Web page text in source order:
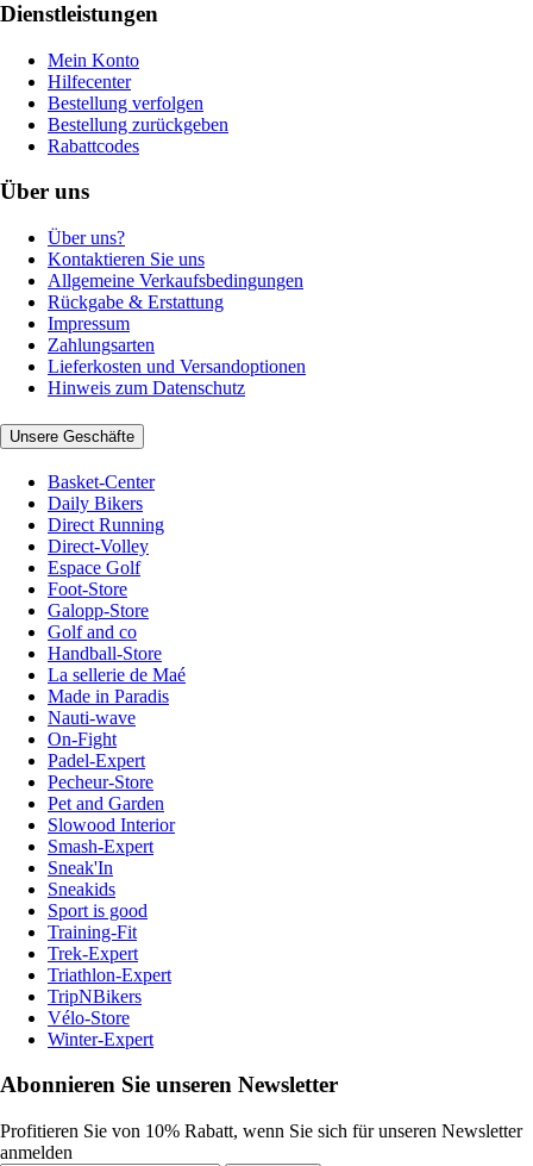
Dienstleistungen
Mein Konto
Hilfecenter
Bestellung verfolgen
Bestellung zurückgeben
Rabattcodes
Über uns
Über uns?
Kontaktieren Sie uns
Allgemeine Verkaufsbedingungen
Rückgabe & Erstattung
Impressum
Zahlungsarten
Lieferkosten und Versandoptionen
Hinweis zum Datenschutz
Unsere Geschäfte
Basket-Center
Daily Bikers
Direct Running
Direct-Volley
Espace Golf
Foot-Store
Galopp-Store
Golf and co
Handball-Store
La sellerie de Maé
Made in Paradis
Nauti-wave
On-Fight
Padel-Expert
Pecheur-Store
Pet and Garden
Slowood Interior
Smash-Expert
Sneak'In
Sneakids
Sport is good
Training-Fit
Trek-Expert
Triathlon-Expert
TripNBikers
Vélo-Store
Winter-Expert
Abonnieren Sie unseren Newsletter
Profitieren Sie von 10% Rabatt, wenn Sie sich für unseren Newsletter
anmelden